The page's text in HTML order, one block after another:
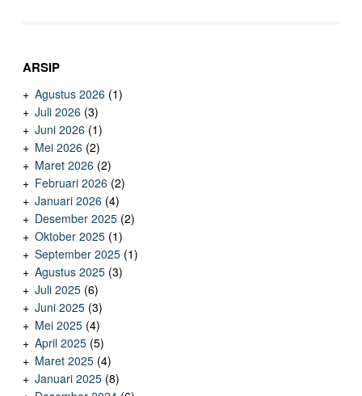
ARSIP
Agustus 2026 (1)
Juli 2026 (3)
Juni 2026 (1)
Mei 2026 (2)
Maret 2026 (2)
Februari 2026 (2)
Januari 2026 (4)
Desember 2025(2)
Oktober 2025(1)
September 2025(1)
Agustus 2025(3)
Juli 2025(6)
Juni 2025(3)
Mei 2025(4)
April 2025(5)
Maret 2025(4)
Januari 2025(8)